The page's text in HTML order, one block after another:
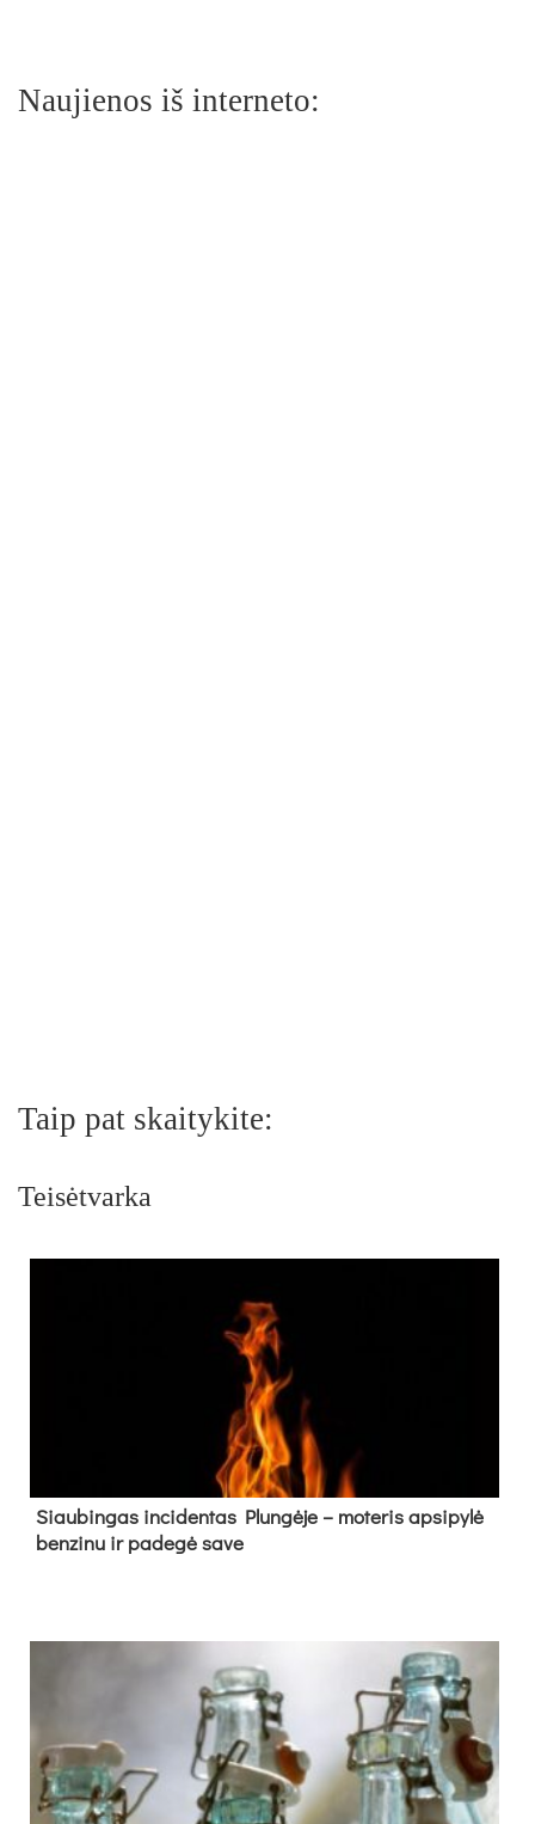
Naujienos iš interneto:
Taip pat skaitykite:
Teisėtvarka
Siau­bin­gas in­ci­den­tas Plun­gė­je – mo­te­ris ap­si­py­lė
ben­zi­nu ir pa­de­gė sa­ve